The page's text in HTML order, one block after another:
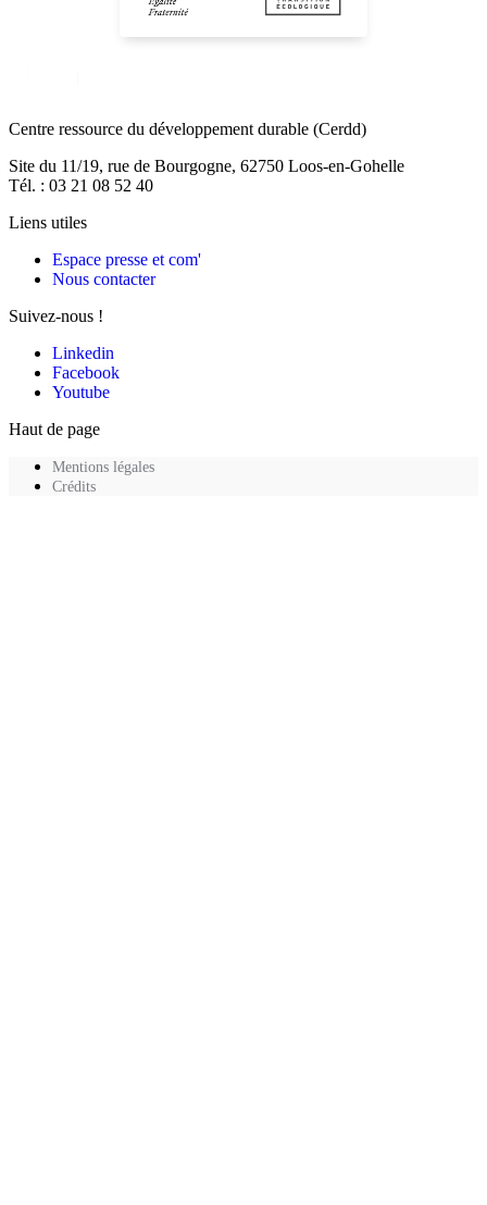
Centre ressource du développement durable (Cerdd)
Site du 11/19, rue de Bourgogne, 62750 Loos-en-Gohelle
Tél. : 03 21 08 52 40
Liens utiles
Espace presse et com'
Nous contacter
Suivez-nous !
Linkedin
Facebook
Youtube
Haut de page
Mentions légales
Crédits